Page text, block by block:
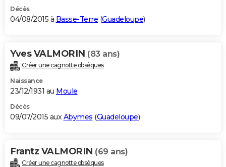
Décès
04/08/2015 à Basse-Terre (Guadeloupe)
Yves VALMORIN (83 ans)
Créer une cagnotte obsèques
Naissance
23/12/1931 au Moule
Décès
09/07/2015 auxAbymes (Guadeloupe)
Frantz VALMORIN (69 ans)
Créer une cagnotte obsèques